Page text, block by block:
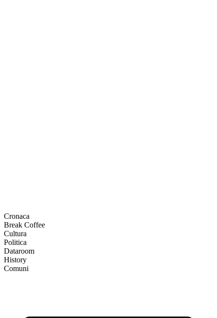
Cronaca
Break Coffee
Cultura
Politica
Dataroom
History
Comuni